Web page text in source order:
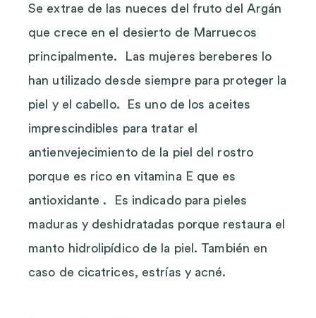
Se extrae de las nueces del fruto del Argán
que crece en el desierto de Marruecos
principalmente. Las mujeres bereberes lo
han utilizado desde siempre para proteger la
piel y el cabello. Es uno de los aceites
imprescindibles para tratar el
antienvejecimiento de la piel del rostro
porque es rico en vitamina E que es
antioxidante . Es indicado para pieles
maduras y deshidratadas porque restaura el
manto hidrolipídico de la piel. También en
caso de cicatrices, estrías y acné.